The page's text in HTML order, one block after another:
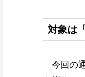
対象は
今回の